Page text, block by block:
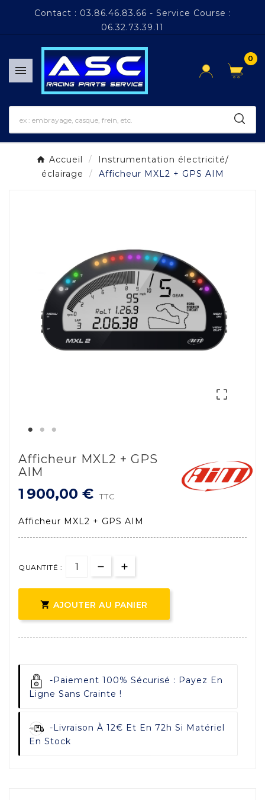
Contact : 03.86.46.83.66 - Service Course :
06.32.73.39.11

0
Accueil
Instrumentation électricité/
éclairage
Afficheur MXL2 + GPS AIM

Afficheur MXL2 + GPS
AIM
1 900,00 € TTC
Afficheur MXL2 + GPS AIM
QUANTITÉ :
 AJOUTER AU PANIER
- Paiement 100% Sécurisé : Payez En
Ligne Sans Crainte !
- Livraison À 12€ Et En 72h Si Matériel
En Stock